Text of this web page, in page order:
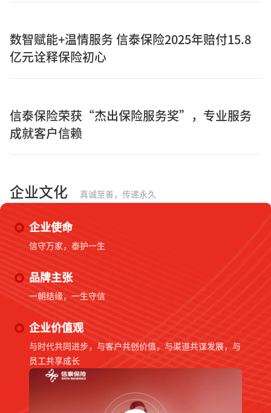
数智赋能+温情服务 信泰保险2025年赔付15.8
亿元诠释保险初心
信泰保险荣获“杰出保险服务奖”，专业服务
成就客户信赖
企业文化 真诚至善，传递永久
企业使命
信守万家，泰护一生
品牌主张
一朝结缘，一生守信
企业价值观
与时代共同进步，与客户共创价值，与渠道共谋发展，与
员工共享成长